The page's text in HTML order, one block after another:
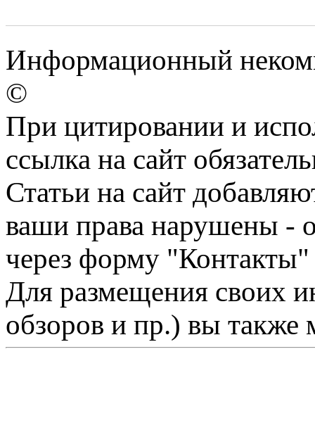
Информационный
©
При цитировании и
ссылка на сайт
Статьи на сайт
ваши права нарушены -
через форму "Контакты"
Для размещения своих
обзоров и пр.) вы также